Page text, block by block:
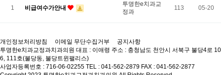
1 비급여수가안내
투명한e치과교
정과
113 05-20
개인정보처리방침 이메일 무단수집거부
공지사항
투명한e치과교정과치과의원 대표 : 이애령 주소 : 충청남도 천안시 서북구 불당4로 10
6, 111호(불당동, 불당트윈팰리스)
사업자등록번호 : 716-06-02255 TEL : 041-562-2879 FAX : 041-562-2877